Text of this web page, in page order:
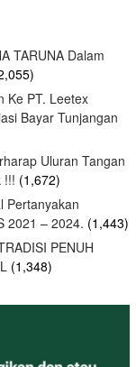
TARUNA Dalam
Ke PT. Leetex
Bayar Tunjangan
Uluran Tangan
!!! (1,672)
Pertanyakan
2021 – 2024. (1,443)
PENUH
(1,348)